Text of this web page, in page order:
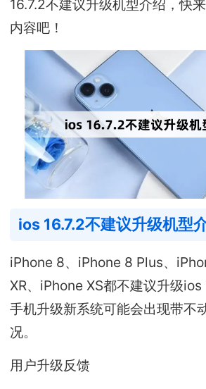
16.7.2不建议升级机型介绍，快
内容吧！
ios 16.7.2不建议升级机型
iPhone 8、iPhone 8 Plus、
XR、iPhone XS都不建议升级ios
手机升级新系统可能会出现带不
况。
用户升级反馈